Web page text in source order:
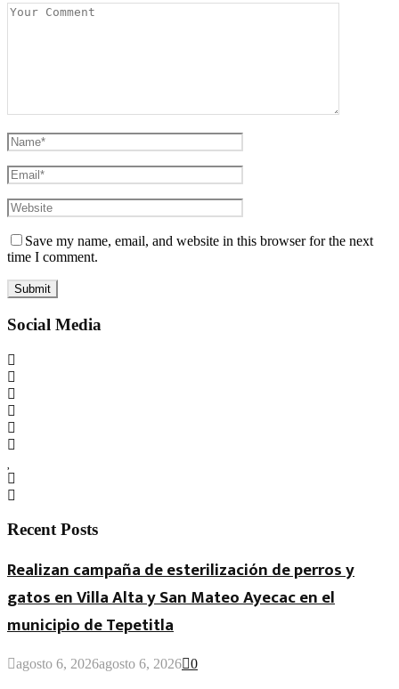
Save my name, email, and website in this browser for the next
time I comment.
Social Media
Recent Posts
Realizan campaña de esterilización de perros y
gatos en Villa Alta y San Mateo Ayecac en el
municipio de Tepetitla
agosto 6, 2026agosto 6, 2026 0